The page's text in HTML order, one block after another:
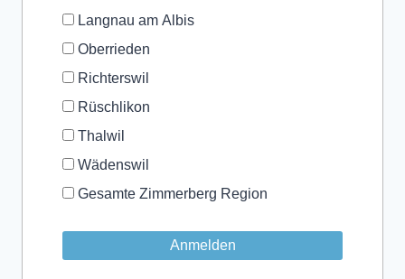
Langnau am Albis
Oberrieden
Richterswil
Rüschlikon
Thalwil
Wädenswil
Gesamte Zimmerberg Region